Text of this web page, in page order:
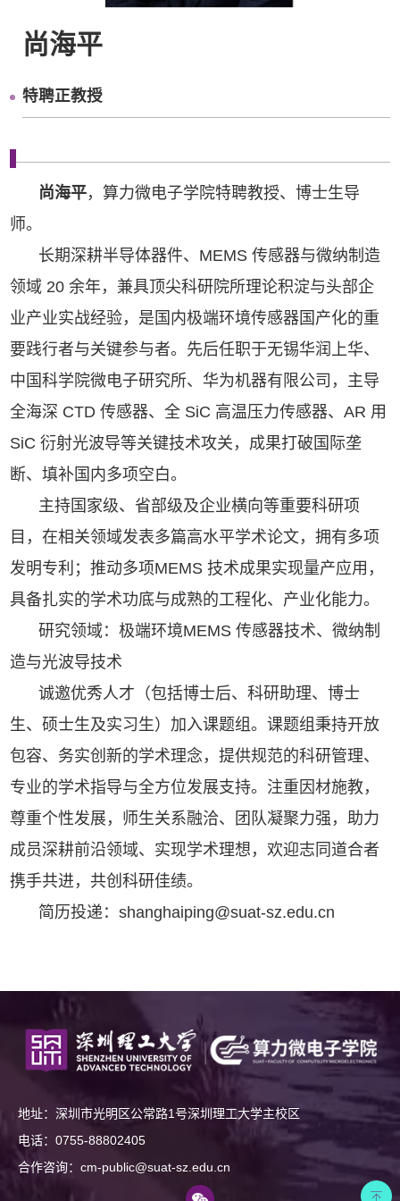
尚海平
特聘正教授
尚海平，算力微电子学院特聘教授、博士生导
师。
长期深耕半导体器件、MEMS 传感器与微纳制造
领域 20 余年，兼具顶尖科研院所理论积淀与头部企
业产业实战经验，是国内极端环境传感器国产化的重
要践行者与关键参与者。先后任职于无锡华润上华、
中国科学院微电子研究所、华为机器有限公司，主导
全海深 CTD 传感器、全 SiC 高温压力传感器、AR 用
SiC 衍射光波导等关键技术攻关，成果打破国际垄
断、填补国内多项空白。
主持国家级、省部级及企业横向等重要科研项
目，在相关领域发表多篇高水平学术论文，拥有多项
发明专利；推动多项MEMS 技术成果实现量产应用，
具备扎实的学术功底与成熟的工程化、产业化能力。
研究领域：极端环境MEMS 传感器技术、微纳制
造与光波导技术
诚邀优秀人才（包括博士后、科研助理、博士
生、硕士生及实习生）加入课题组。课题组秉持开放
包容、务实创新的学术理念，提供规范的科研管理、
专业的学术指导与全方位发展支持。注重因材施教，
尊重个性发展，师生关系融洽、团队凝聚力强，助力
成员深耕前沿领域、实现学术理想，欢迎志同道合者
携手共进，共创科研佳绩。
简历投递：shanghaiping@suat-sz.edu.cn
地址：深圳市光明区公常路1号深圳理工大学主校区
电话：0755-88802405
合作咨询：cm-public@suat-sz.edu.cn